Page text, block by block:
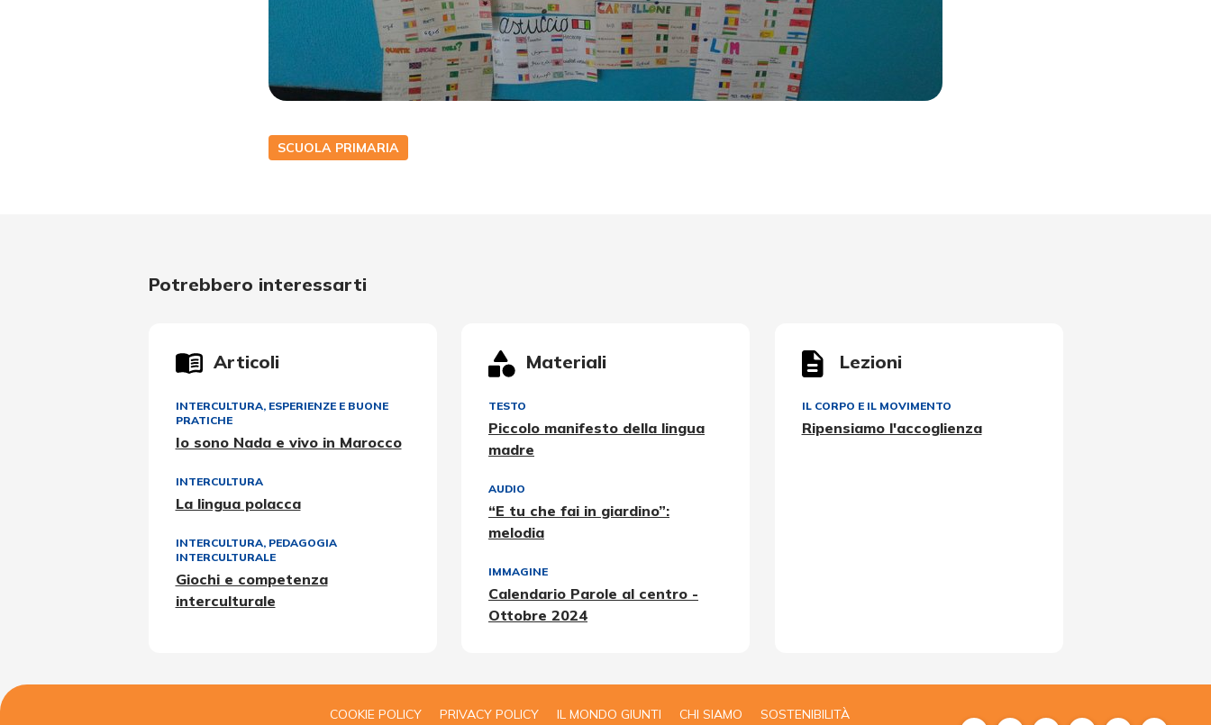
SCUOLA PRIMARIA
Potrebbero interessarti
Articoli
INTERCULTURA, ESPERIENZE E BUONE
PRATICHE
Io sono Nada e vivo in Marocco
INTERCULTURA
La lingua polacca
INTERCULTURA, PEDAGOGIA
INTERCULTURALE
Giochi e competenza
interculturale
Materiali
TESTO
Piccolo manifesto della lingua
madre
AUDIO
“E tu che fai in giardino”:
melodia
IMMAGINE
Calendario Parole al centro -
Ottobre 2024
Lezioni
IL CORPO E IL MOVIMENTO
Ripensiamo l'accoglienza
COOKIE POLICY PRIVACY POLICY IL MONDO GIUNTI CHI SIAMO SOSTENIBILITÀ